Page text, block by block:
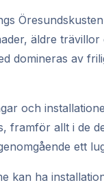
äldre
domineras av
och
framför allt i de
ett
kan ha